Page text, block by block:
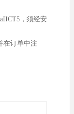
，须经安
在订单中注